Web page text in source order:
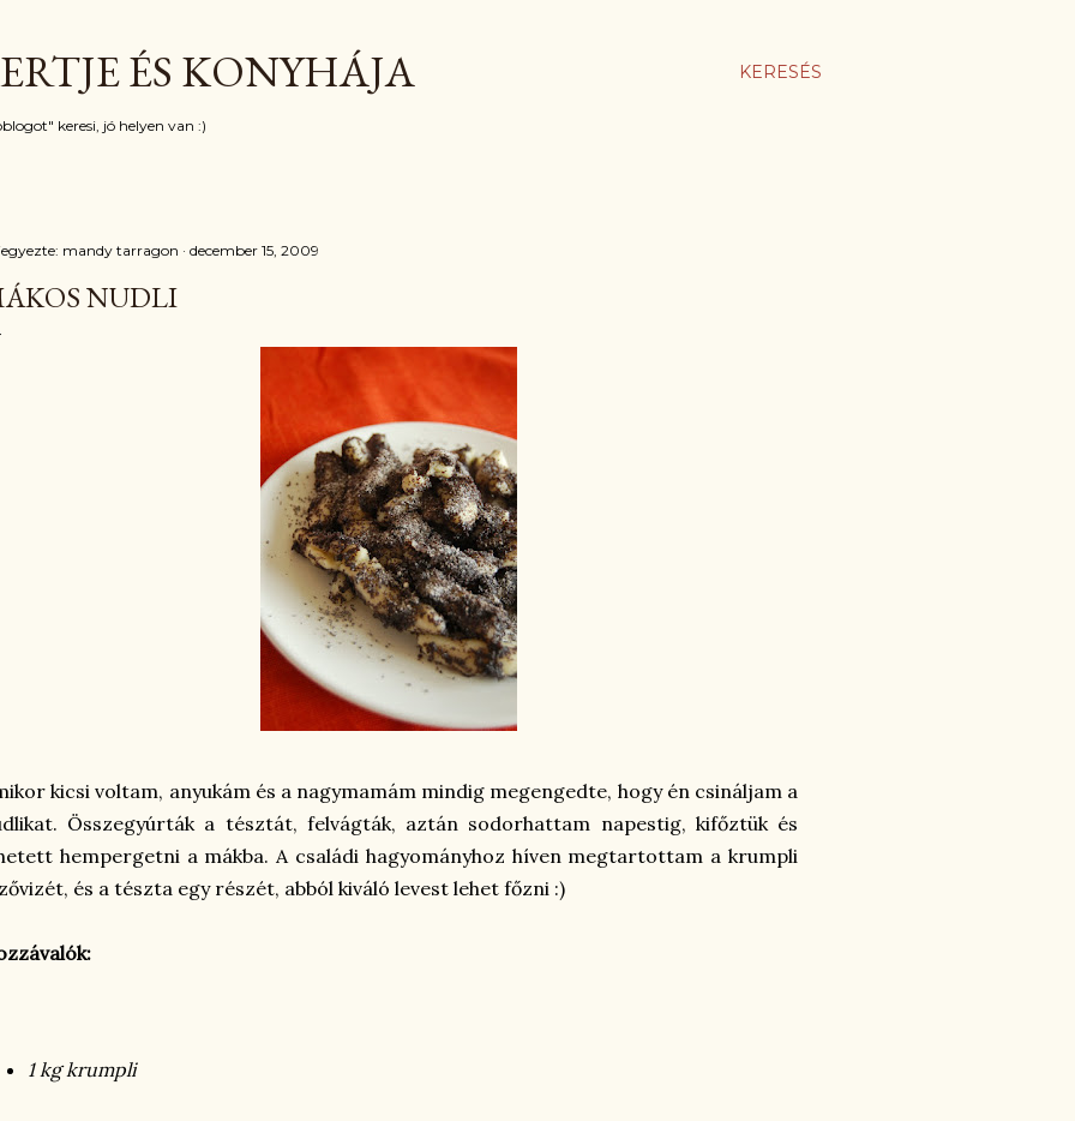
KERESÉS
ÉS KONYHÁJA
keresi, jó helyen van :)
mandy tarragon december 15, 2009
NUDLI
kicsi voltam, anyukám és a nagymamám mindig megengedte, hogy én csináljam a
Összegyúrták a tésztát, felvágták, aztán sodorhattam napestig, kifőztük és
hempergetni a mákba. A családi hagyományhoz híven megtartottam a krumpli
és a tészta egy részét, abból kiváló levest lehet főzni :)
1 kg krumpli